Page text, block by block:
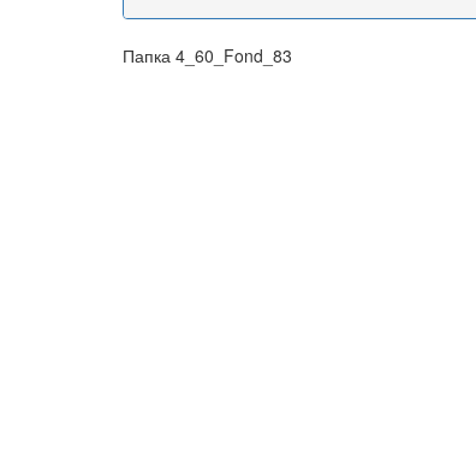
Папка 4_60_Fond_83